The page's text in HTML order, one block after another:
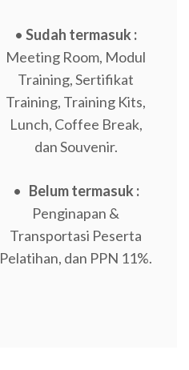
• Sudah termasuk :
Meeting Room, Modul
Training, Sertifikat
Training, Training Kits,
Lunch, Coffee Break,
dan Souvenir.
• Belum termasuk :
Penginapan &
Transportasi Peserta
Pelatihan, dan PPN 11%.